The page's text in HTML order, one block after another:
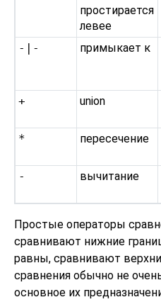
простирается
левее
-|- примыкает к
+ union
* пересечение
- вычитание
Простые операторы
сравнивают нижние
равны, сравнивают
сравнения обычно не
основное их